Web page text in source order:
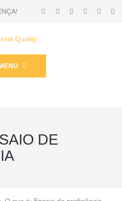
DE